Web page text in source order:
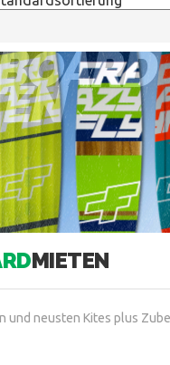
MIETEN
und neusten Kites plus